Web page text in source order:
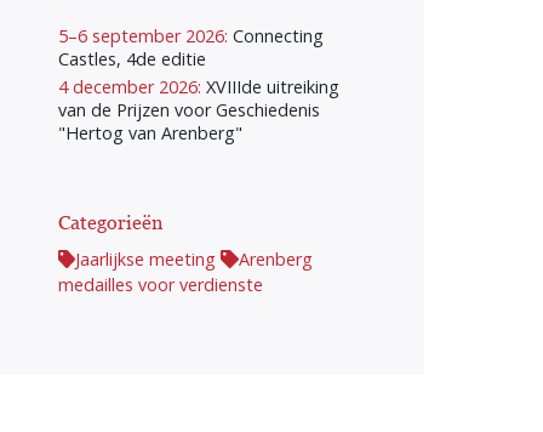
5–6 september 2026: Connecting
Castles, 4de editie
4 december 2026: XVIIIde uitreiking
van de Prijzen voor Geschiedenis
"Hertog van Arenberg"
Categorieën
Jaarlijkse meeting
Arenberg
medailles voor verdienste